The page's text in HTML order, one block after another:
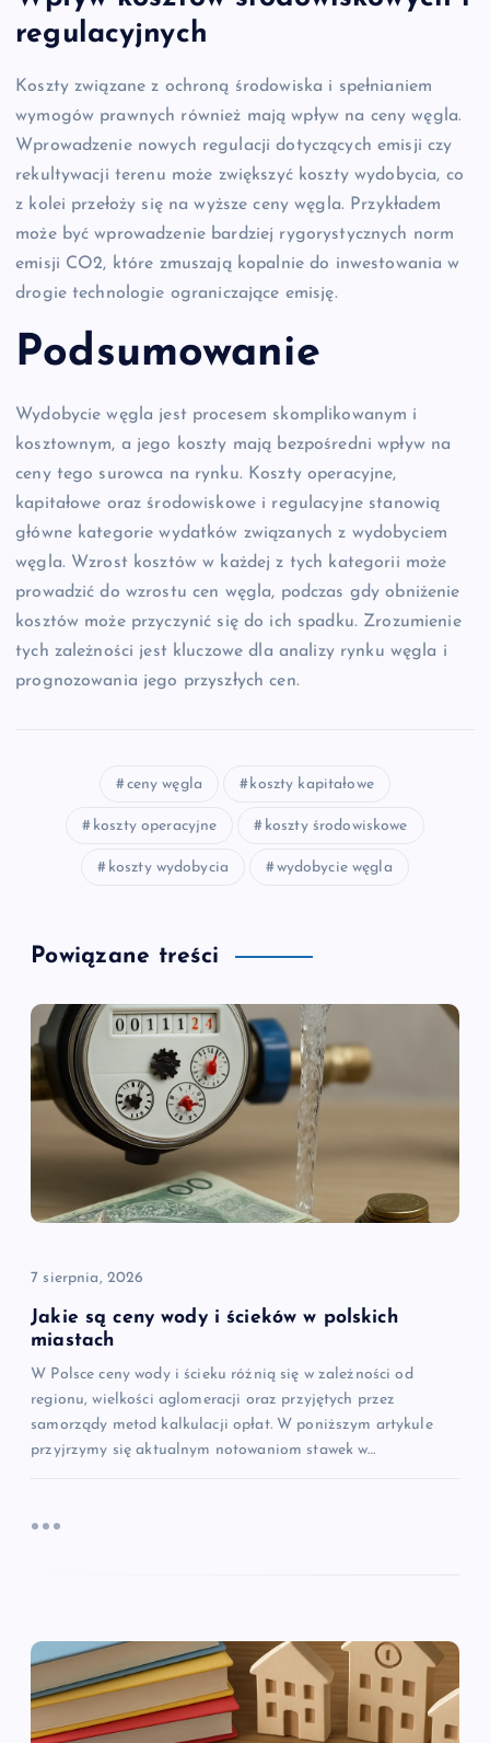
regulacyjnych
Koszty związane z ochroną środowiska i spełnianiem
wymogów prawnych również mają wpływ na ceny węgla.
Wprowadzenie nowych regulacji dotyczących emisji czy
rekultywacji terenu może zwiększyć koszty wydobycia, co
z kolei przełoży się na wyższe ceny węgla. Przykładem
może być wprowadzenie bardziej rygorystycznych norm
emisji CO2, które zmuszają kopalnie do inwestowania w
drogie technologie ograniczające emisję.
Podsumowanie
Wydobycie węgla jest procesem skomplikowanym i
kosztownym, a jego koszty mają bezpośredni wpływ na
ceny tego surowca na rynku. Koszty operacyjne,
kapitałowe oraz środowiskowe i regulacyjne stanowią
główne kategorie wydatków związanych z wydobyciem
węgla. Wzrost kosztów w każdej z tych kategorii może
prowadzić do wzrostu cen węgla, podczas gdy obniżenie
kosztów może przyczynić się do ich spadku. Zrozumienie
tych zależności jest kluczowe dla analizy rynku węgla i
prognozowania jego przyszłych cen.
ceny węgla koszty kapitałowe
koszty operacyjne koszty środowiskowe
koszty wydobycia wydobycie węgla
Powiązane treści
7 sierpnia, 2026
Jakie są ceny wody i ścieków w polskich
miastach
W Polsce ceny wody i ścieku różnią się w zależności od
regionu, wielkości aglomeracji oraz przyjętych przez
samorządy metod kalkulacji opłat. W poniższym artykule
przyjrzymy się aktualnym notowaniom stawek w…